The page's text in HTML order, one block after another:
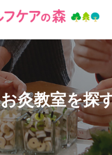
お灸教室を探